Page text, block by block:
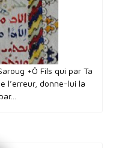
+Ô Fils qui par Ta
l’erreur, donne-lui la